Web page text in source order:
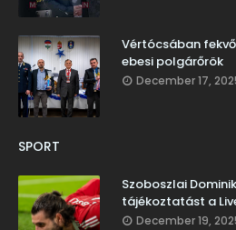
Vértócsában
ebesi polgárőrök
December 17,
SPORT
Szoboszlai
tájékoztatást a
December 19,